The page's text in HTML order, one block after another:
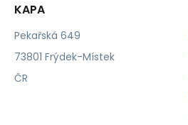
KAPA
Pekařská 649
73801 Frýdek-Místek
ČR